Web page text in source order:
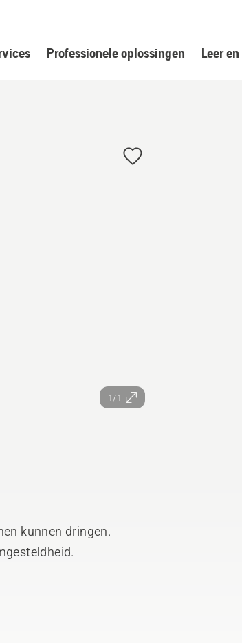
Professionele oplossingen Leer
1/1
kunnen dringen.